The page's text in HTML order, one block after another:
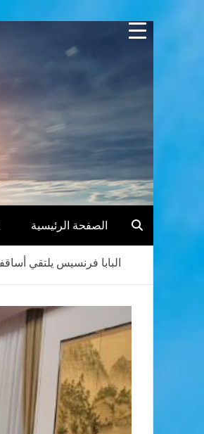
Skip
الصفحة الرئيسية
البابا فرنسيس يلتقي